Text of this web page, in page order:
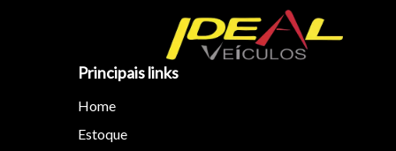
Principais links
Home
Estoque